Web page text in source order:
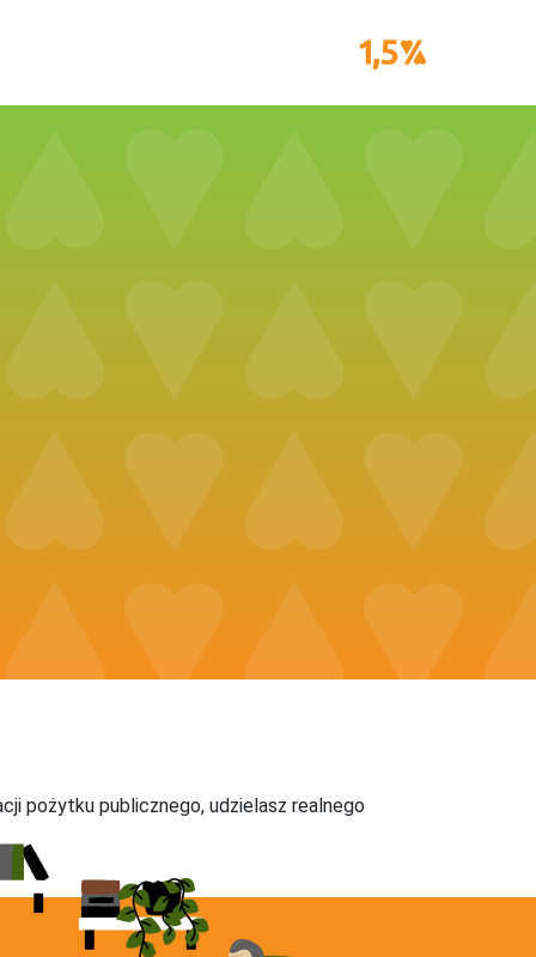
pożytku publicznego, udzielasz realnego